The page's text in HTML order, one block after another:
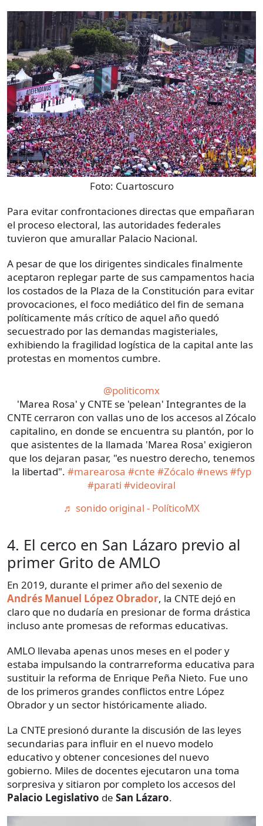
Foto: Cuartoscuro
Para evitar confrontaciones directas que empañaran
el proceso electoral, las autoridades federales
tuvieron que amurallar Palacio Nacional.
A pesar de que los dirigentes sindicales finalmente
aceptaron replegar parte de sus campamentos hacia
los costados de la Plaza de la Constitución para evitar
provocaciones, el foco mediático del fin de semana
políticamente más crítico de aquel año quedó
secuestrado por las demandas magisteriales,
exhibiendo la fragilidad logística de la capital ante las
protestas en momentos cumbre.
@politicomx
'Marea Rosa' y CNTE se 'pelean' Integrantes de la
CNTE cerraron con vallas uno de los accesos al Zócalo
capitalino, en donde se encuentra su plantón, por lo
que asistentes de la llamada 'Marea Rosa' exigieron
que los dejaran pasar, "es nuestro derecho, tenemos
la libertad". #marearosa #cnte #Zócalo#news#fyp
#parati #videoviral
♬ sonido original - PolíticoMX
4. El cerco en San Lázaro previo al
primer Grito de AMLO
En 2019, durante el primer año del sexenio de
Andrés Manuel López Obrador, la CNTE dejó en
claro que no dudaría en presionar de forma drástica
incluso ante promesas de reformas educativas.
AMLO llevaba apenas unos meses en el poder y
estaba impulsando la contrarreforma educativa para
sustituir la reforma de Enrique Peña Nieto. Fue uno
de los primeros grandes conflictos entre López
Obrador y un sector históricamente aliado.
La CNTE presionó durante la discusión de las leyes
secundarias para influir en el nuevo modelo
educativo y obtener concesiones del nuevo
gobierno. Miles de docentes ejecutaron una toma
sorpresiva y sitiaron por completo los accesos del
Palacio Legislativo de San Lázaro.